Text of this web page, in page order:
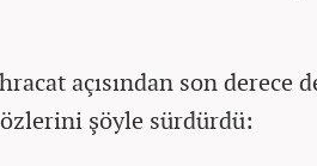
açısından son derece
şöyle sürdürdü: